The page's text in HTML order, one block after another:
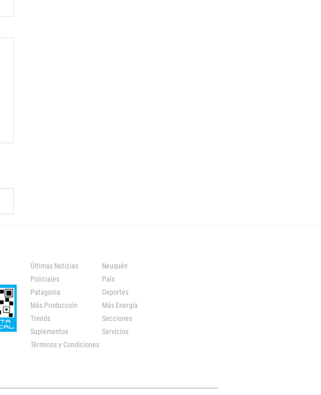
Últimas Noticias
Neuquén
Policiales
País
Patagonia
Deportes
Más Producción
Más Energía
Trends
Secciones
Suplementos
Servicios
Términos y Condiciones